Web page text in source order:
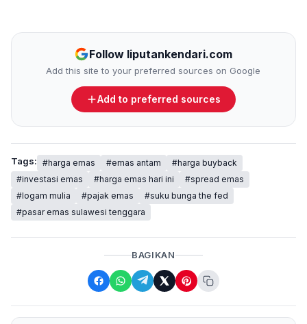
Follow liputankendari.com
Add this site to your preferred sources on Google
Add to preferred sources
Tags: #harga emas #emas antam
#harga buyback
#investasi emas
#harga emas hari ini
#spread emas
#logam mulia
#pajak emas
#suku bunga the fed
#pasar emas sulawesi tenggara
BAGIKAN